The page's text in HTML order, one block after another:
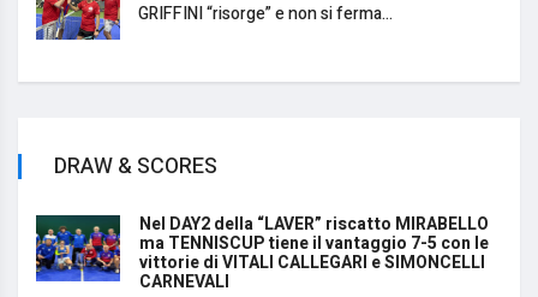
GRIFFINI “risorge” e non si ferma...
DRAW & SCORES
Nel DAY2 della “LAVER” riscatto MIRABELLO
ma TENNISCUP tiene il vantaggio 7-5 con le
vittorie di VITALI CALLEGARI e SIMONCELLI
CARNEVALI